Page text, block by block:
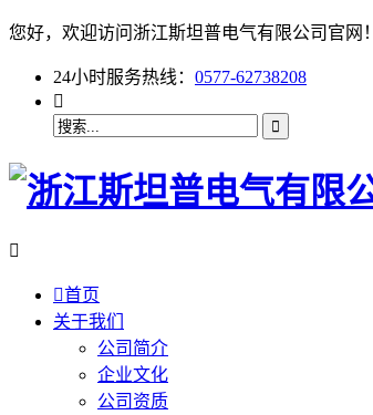
您好，欢迎访问浙江斯坦普电气有限公司官网！
24小时服务热线： 0577-62738208


首页
关于我们
公司简介
企业文化
公司资质